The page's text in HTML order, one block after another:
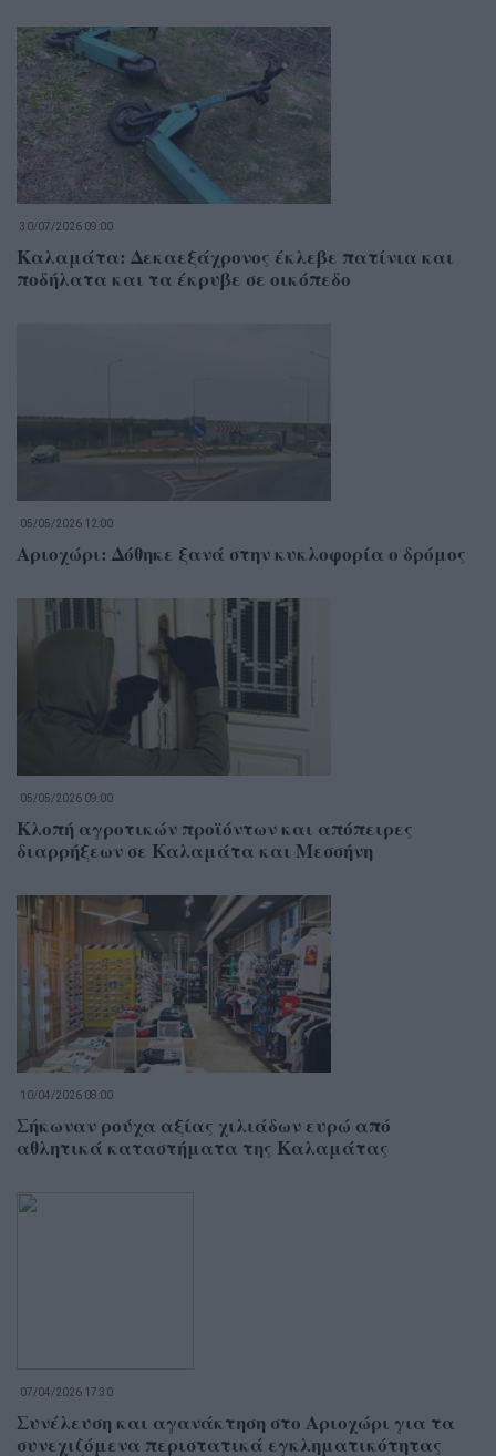
30/07/2026 09:00
Καλαμάτα: Δεκαεξάχρονος έκλεβε πατίνια και
ποδήλατα και τα έκρυβε σε οικόπεδο
05/05/2026 12:00
Αριοχώρι: Δόθηκε ξανά στην κυκλοφορία ο δρόμος
05/05/2026 09:00
Κλοπή αγροτικών προϊόντων και απόπειρες
διαρρήξεων σε Καλαμάτα και Μεσσήνη
10/04/2026 08:00
Σήκωναν ρούχα αξίας χιλιάδων ευρώ από
αθλητικά καταστήματα της Καλαμάτας
07/04/2026 17:30
Συνέλευση και αγανάκτηση στο Αριοχώρι για τα
συνεχιζόμενα περιστατικά εγκληματικότητας